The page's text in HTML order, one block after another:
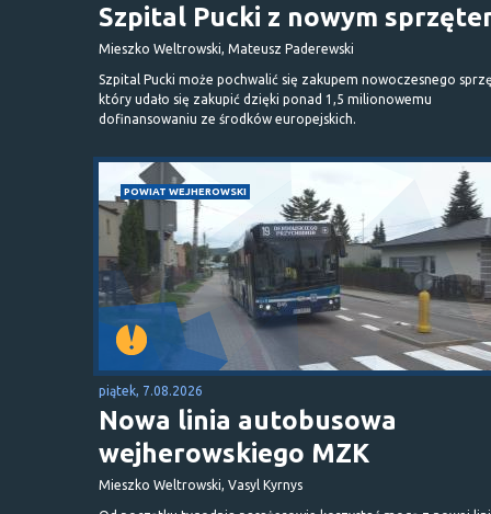
Szpital Pucki z nowym
Mieszko Weltrowski, Mateusz Paderewski
Szpital Pucki może pochwalić się zakupem nowoczesnego
który udało się zakupić dzięki ponad 1,5 milionowemu
dofinansowaniu ze środków europejskich.
POWIAT WEJHEROWSKI
piątek, 7.08.2026
Nowa linia autobusowa
wejherowskiego MZK
Mieszko Weltrowski, Vasyl Kyrnys